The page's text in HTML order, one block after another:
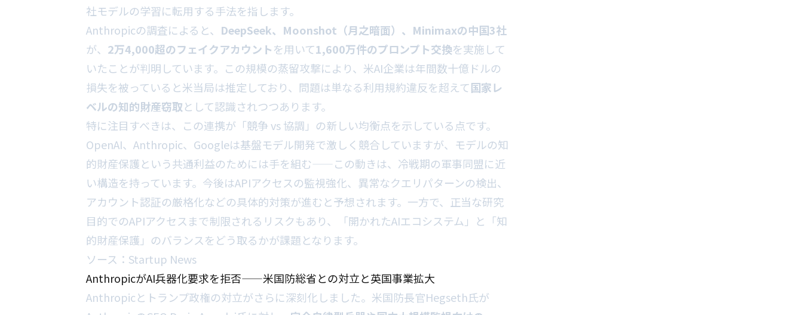
社モデルの学習に転用する手法を指します。
Anthropicの調査によると、 DeepSeek、Moonshot（月之暗面）、Minimaxの中国3社
が、 2万4,000超のフェイクアカウントを用いて1,600万件のプロンプト交換を実施して
いたことが判明しています。この規模の蒸留攻撃により、米AI企業は年間数十億ドルの
損失を被っていると米当局は推定しており、問題は単なる利用規約違反を超えて国家レ
ベルの知的財産窃取として認識されつつあります。
特に注目すべきは、この連携が「競争 vs 協調」の新しい均衡点を示している点です。
OpenAI、Anthropic、Googleは基盤モデル開発で激しく競合していますが、モデルの知
的財産保護という共通利益のためには手を組む——この動きは、冷戦期の軍事同盟に近
い構造を持っています。今後はAPIアクセスの監視強化、異常なクエリパターンの検出、
アカウント認証の厳格化などの具体的対策が進むと予想されます。一方で、正当な研究
目的でのAPIアクセスまで制限されるリスクもあり、「開かれたAIエコシステム」と「知
的財産保護」のバランスをどう取るかが課題となります。
ソース： Startup News
AnthropicがAI兵器化要求を拒否——米国防総省との対立と英国事業拡大
Anthropicとトランプ政権の対立がさらに深刻化しました。米国防長官Hegseth氏が